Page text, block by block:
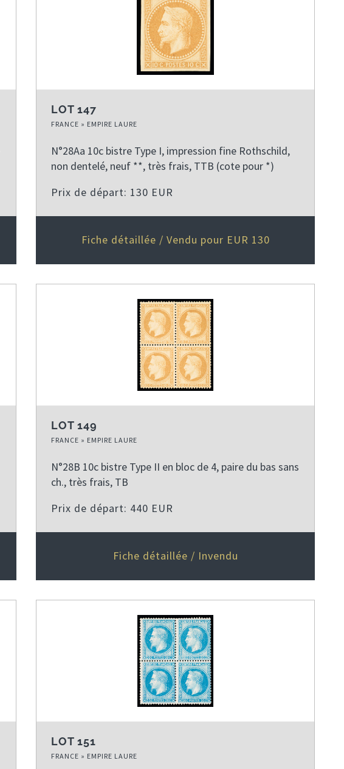
i
è
r
e
p
a
p
r
é
c
é
d
e
n
LOT 147
FRANCE » EMPIRE LAURE
N°28Aa 10c bistre Type I, impression fine Rothschild,
non dentelé, neuf **, très frais, TTB (cote pour *)
Prix de départ: 130 EUR
Fiche détaillée / Vendu pour EUR 130
LOT 149
FRANCE » EMPIRE LAURE
N°28B 10c bistre Type II en bloc de 4, paire du bas sans
ch., très frais, TB
Prix de départ: 440 EUR
Fiche détaillée / Invendu
LOT 151
FRANCE » EMPIRE LAURE